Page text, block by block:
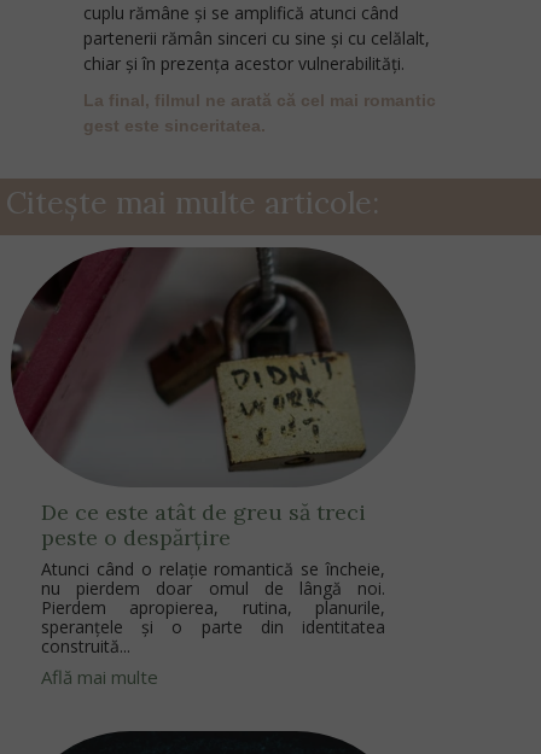
De ce este atât de greu să treci
peste o despărțire
Atunci când o relație romantică se încheie,
nu pierdem doar omul de lângă noi.
Pierdem apropierea, rutina, planurile,
speranțele și o parte din identitatea
construită...
Află mai multe
Citește mai multe articole:
cuplu rămâne și se amplifică atunci când
partenerii rămân sinceri cu sine și cu celălalt,
chiar și în prezența acestor vulnerabilități.
La final, filmul ne arată că cel mai romantic
gest este sinceritatea.